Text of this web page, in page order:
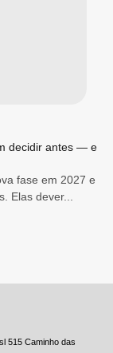
decidir antes — e
fase em 2027 e
Elas dever...
515 Caminho das